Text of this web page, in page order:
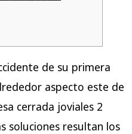
de su primera
aspecto este de
cerrada joviales 2
soluciones resultan los